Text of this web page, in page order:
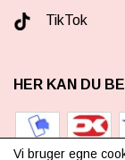
TikTok
HER KAN DU
Vi bruger egne